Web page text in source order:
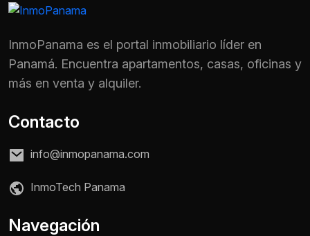
InmoPanama es el portal inmobiliario líder en
Panamá. Encuentra apartamentos, casas, oficinas y
más en venta y alquiler.
Contacto
info@inmopanama.com
InmoTech Panama
Navegación